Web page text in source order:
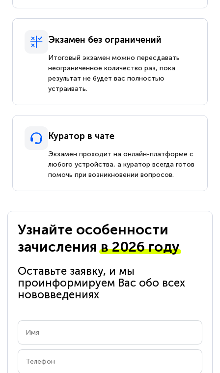
Экзамен без ограничений
Итоговый экзамен можно пересдавать
неограниченное количество раз, пока
результат не будет вас полностью
устраивать.
Куратор в чате
Экзамен проходит на онлайн-платформе с
любого устройства, а куратор всегда готов
помочь при возникновении вопросов.
Узнайте особенности
зачисленияв 2026 году
Оставьте заявку, и мы
проинформируем Вас обо всех
нововведениях